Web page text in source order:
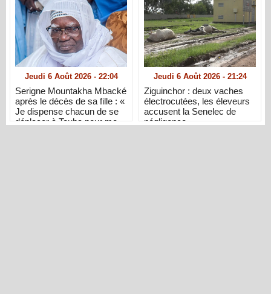
Jeudi 6 Août 2026 - 22:04
Serigne Mountakha Mbacké
après le décès de sa fille : «
Je dispense chacun de se
déplacer à Touba pour me
Jeudi 6 Août 2026 - 21:24
Ziguinchor : deux vaches
électrocutées, les éleveurs
accusent la Senelec de
négligence